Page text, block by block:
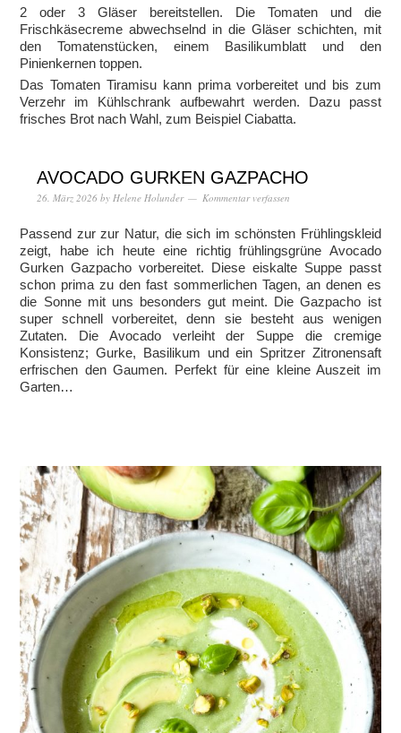
2 oder 3 Gläser bereitstellen. Die Tomaten und die
Frischkäsecreme abwechselnd in die Gläser schichten, mit
den Tomatenstücken, einem Basilikumblatt und den
Pinienkernen toppen.
Das Tomaten Tiramisu kann prima vorbereitet und bis zum
Verzehr im Kühlschrank aufbewahrt werden. Dazu passt
frisches Brot nach Wahl, zum Beispiel Ciabatta.
AVOCADO GURKEN GAZPACHO
26. März 2026 by Helene Holunder Kommentar verfassen
Passend zur zur Natur, die sich im schönsten Frühlingskleid
zeigt, habe ich heute eine richtig frühlingsgrüne Avocado
Gurken Gazpacho vorbereitet. Diese eiskalte Suppe passt
schon prima zu den fast sommerlichen Tagen, an denen es
die Sonne mit uns besonders gut meint. Die Gazpacho ist
super schnell vorbereitet, denn sie besteht aus wenigen
Zutaten. Die Avocado verleiht der Suppe die cremige
Konsistenz; Gurke, Basilikum und ein Spritzer Zitronensaft
erfrischen den Gaumen. Perfekt für eine kleine Auszeit im
Garten…